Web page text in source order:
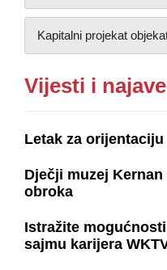
Kapitalni projekat
Vijesti i najave
Letak za
Dječji muzej
obroka
Istražite
sajmu karijera